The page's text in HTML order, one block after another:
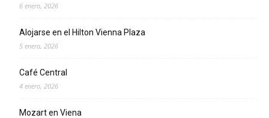
6 enero, 2026
Alojarse en el Hilton Vienna Plaza
5 enero, 2026
Café Central
4 enero, 2026
Mozart en Viena